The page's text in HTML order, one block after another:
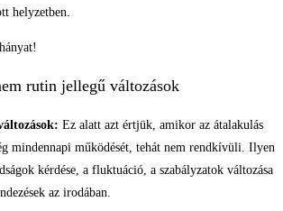
helyzetben.
rutin jellegű változások
Ez alatt azt értjük, amikor az átalakulás
mindennapi működését, tehát nem rendkívüli. Ilyen
kérdése, a fluktuáció, a szabályzatok változása
az irodában.